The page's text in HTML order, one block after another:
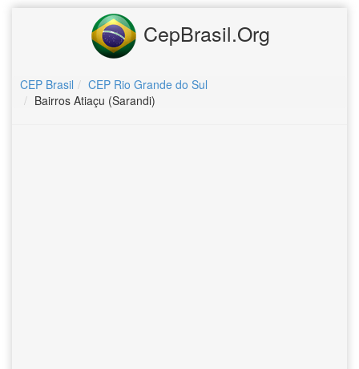
CepBrasil.Org
CEP Brasil
CEP Rio Grande do Sul
Bairros Atiaçu (Sarandi)